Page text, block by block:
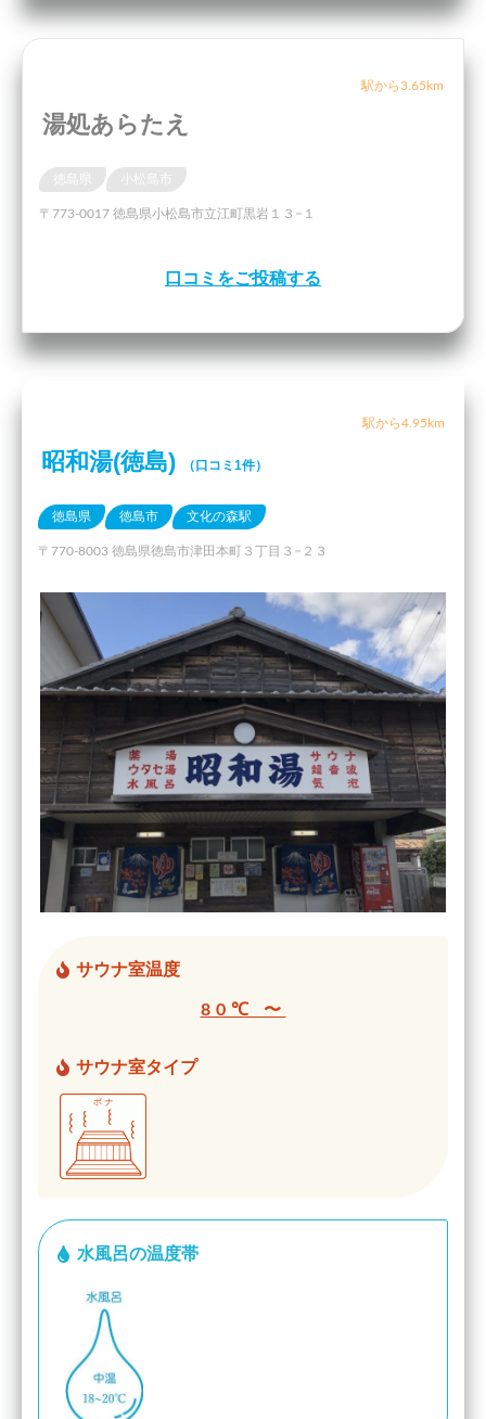
駅から3.65km
湯処あらたえ
〒773-0017 徳島県小松島市立江町黒岩１３−１
口コミをご投稿する
駅から4.95km
昭和湯(徳島) （口コミ1件）
徳島県 徳島市 文化の森駅
〒770-8003 徳島県徳島市津田本町３丁目３−２３
サウナ室温度
80℃ 〜
サウナ室タイプ
水風呂の温度帯